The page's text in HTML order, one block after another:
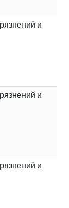
и
и
и